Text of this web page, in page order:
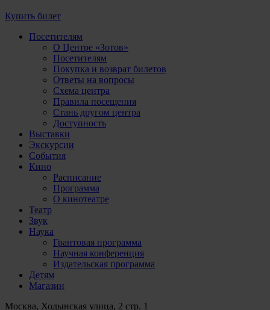
Купить билет
Посетителям
О Центре «Зотов»
Посетителям
Покупка и возврат билетов
Ответы на вопросы
Схема центра
Правила посещения
Стань другом центра
Доступность
Выставки
Экскурсии
События
Кино
Расписание
Программа
О кинотеатре
Театр
Звук
Наука
Грантовая программа
Научная конференция
Издательская программа
Детям
Магазин
Москва, Ходынская улица, 2 стр. 1